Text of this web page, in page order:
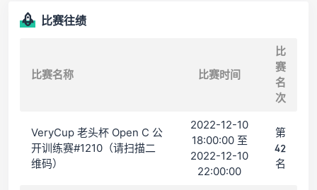
比赛往绩
比赛名称 比赛时间
比
赛
名
次
VeryCup 老头杯 Open C 公
开训练赛#1210（请扫描二
维码）
2022-12-10
18:00:00 至
2022-12-10
22:00:00
第
42
名